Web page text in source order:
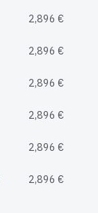
2,896 €
2,896 €
2,896 €
2,896 €
2,896 €
2,896 €